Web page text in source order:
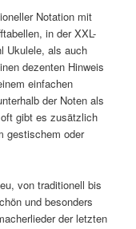
Notation mit
in der XXL-
Ukulele, als auch
dezenten Hinweis
einfachen
der Noten als
gibt es zusätzlich
gestischem oder
von traditionell bis
und besonders
der letzten